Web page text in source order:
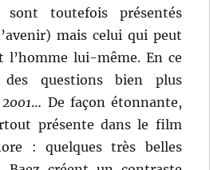
sont toutefois présentés
mais celui qui peut
l’homme lui-même. En ce
questions bien plus
2001… De façon étonnante,
présente dans le film
: quelques très belles